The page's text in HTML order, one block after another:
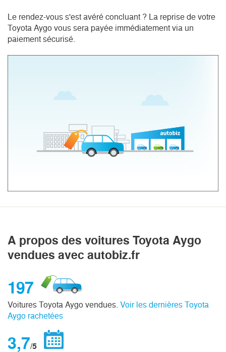
Le rendez-vous s'est avéré concluant ? La reprise de votre
Toyota Aygo vous sera payée immédiatement via un
paiement sécurisé.
A propos des voitures Toyota Aygo
vendues avec autobiz.fr
197
Voitures Toyota Aygo vendues. Voir les dernières Toyota
Aygo rachetées
3,7/5